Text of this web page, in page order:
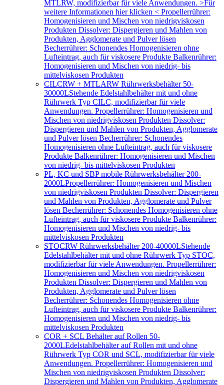
MTLRW, modifizierbar für viele Anwendungen. >Für
weitere Informationen hier klicken < Propellerrührer:
Homogenisieren und Mischen von niedrigviskosen
Produkten Dissolver: Dispergieren und Mahlen von
Produkten, Agglomerate und Pulver lösen
Becherrührer: Schonendes Homogenisieren ohne
Lufteintrag, auch für viskosere Produkte Balkenrührer:
Homogenisieren und Mischen von niedrig- bis
mittelviskosen Produkten
CILCRW + MTLARW Rührwerksbehälter 50-
30000LStehende Edelstahlbehälter mit und ohne
Rührwerk Typ CILC, modifizierbar für viele
Anwendungen. Propellerrührer: Homogenisieren und
Mischen von niedrigviskosen Produkten Dissolver:
Dispergieren und Mahlen von Produkten, Agglomerate
und Pulver lösen Becherrührer: Schonendes
Homogenisieren ohne Lufteintrag, auch für viskosere
Produkte Balkenrührer: Homogenisieren und Mischen
von niedrig- bis mittelviskosen Produkten
PL, KC und SBP mobile Rührwerksbehälter 200-
2000LPropellerrührer: Homogenisieren und Mischen
von niedrigviskosen Produkten Dissolver: Dispergieren
und Mahlen von Produkten, Agglomerate und Pulver
lösen Becherrührer: Schonendes Homogenisieren ohne
Lufteintrag, auch für viskosere Produkte Balkenrührer:
Homogenisieren und Mischen von niedrig- bis
mittelviskosen Produkten
STOCRW Rührwerksbehälter 200-40000LStehende
Edelstahlbehälter mit und ohne Rührwerk Typ STOC,
modifizierbar für viele Anwendungen. Propellerrührer:
Homogenisieren und Mischen von niedrigviskosen
Produkten Dissolver: Dispergieren und Mahlen von
Produkten, Agglomerate und Pulver lösen
Becherrührer: Schonendes Homogenisieren ohne
Lufteintrag, auch für viskosere Produkte Balkenrührer:
Homogenisieren und Mischen von niedrig- bis
mittelviskosen Produkten
COR + SCL Behälter auf Rollen 50-
2000LEdelstahlbehälter auf Rollen mit und ohne
Rührwerk Typ COR und SCL, modifizierbar für viele
Anwendungen. Propellerrührer: Homogenisieren und
Mischen von niedrigviskosen Produkten Dissolver:
Dispergieren und Mahlen von Produkten, Agglomerate